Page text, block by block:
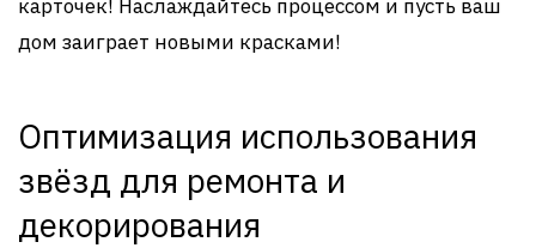
карточек! Наслаждайтесь процессом и пусть ваш
дом заиграет новыми красками!
Оптимизация использования
звёзд для ремонта и
декорирования